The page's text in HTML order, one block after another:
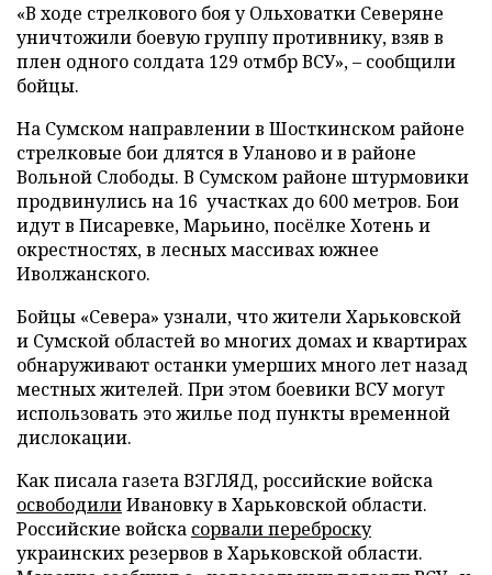
«В ходе стрелкового боя у Ольховатки Северяне
уничтожили боевую группу противнику, взяв в
плен одного солдата 129 отмбр ВСУ», – сообщили
бойцы.
На Сумском направлении в Шосткинском районе
стрелковые бои длятся в Уланово и в районе
Вольной Слободы. В Сумском районе штурмовики
продвинулись на 16 участках до 600 метров. Бои
идут в Писаревке, Марьино, посёлке Хотень и
окрестностях, в лесных массивах южнее
Иволжанского.
Бойцы «Севера» узнали, что жители Харьковской
и Сумской областей во многих домах и квартирах
обнаруживают останки умерших много лет назад
местных жителей. При этом боевики ВСУ могут
использовать это жилье под пункты временной
дислокации.
Как писала газета ВЗГЛЯД, российские войска
освободилиИвановку в Харьковской области.
Российские войска сорвали переброску
украинских резервов в Харьковской области.